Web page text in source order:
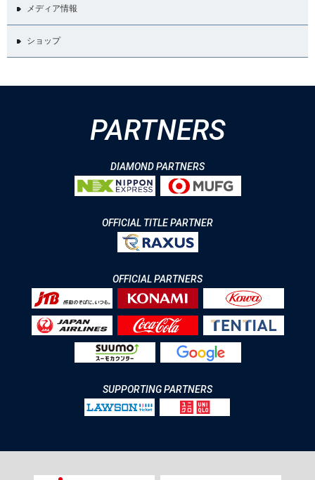
メディア情報
ショップ
PARTNERS
DIAMOND PARTNERS
OFFICIAL TITLE PARTNER
OFFICIAL PARTNERS
SUPPORTING PARTNERS